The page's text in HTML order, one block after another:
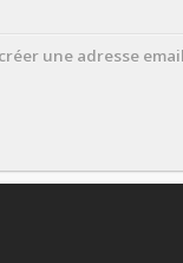
une adresse